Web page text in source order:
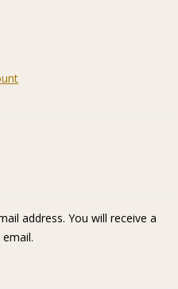
address. You will receive a